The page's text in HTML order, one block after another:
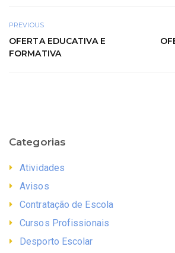
PREVIOUS
OFERTA EDUCATIVA E
FORMATIVA
Categorias
Atividades
Avisos
Contratação de Escola
Cursos Profissionais
Desporto Escolar